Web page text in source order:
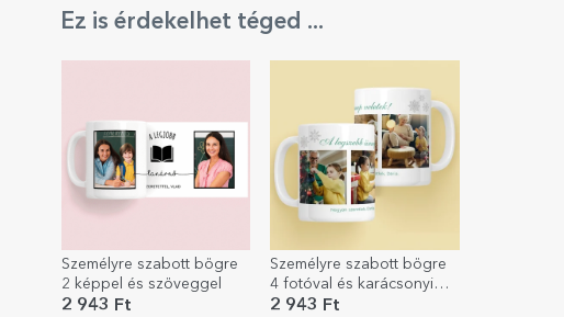
Ez is érdekelhet téged ...
Személyre szabott bögre
2 képpel és szöveggel
2 943 Ft
Személyre szabott bögre
4 fotóval és karácsonyi
üzenettel a nagyszülőknek
2 943 Ft